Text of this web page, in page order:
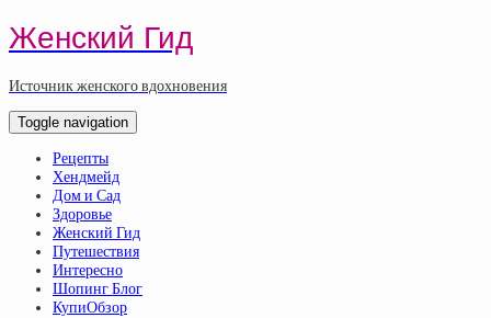
Женский Гид
Источник женского вдохновения
Toggle navigation
Рецепты
Хендмейд
Дом и Сад
Здоровье
Женский Гид
Путешествия
Интересно
Шопинг Блог
КупиОбзор